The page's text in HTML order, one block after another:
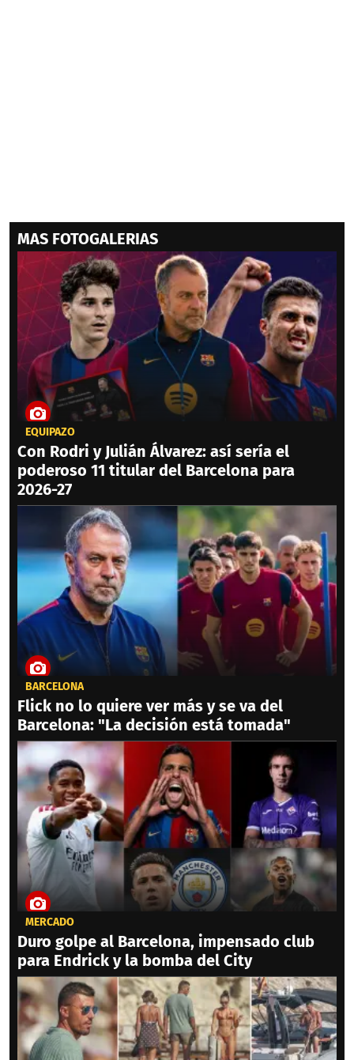
MAS FOTOGALERIAS
EQUIPAZO
Con Rodri y Julián Álvarez: así sería el
poderoso 11 titular del Barcelona para
2026-27
BARCELONA
Flick no lo quiere ver más y se va del
Barcelona: "La decisión está tomada"
MERCADO
Duro golpe al Barcelona, impensado club
para Endrick y la bomba del City